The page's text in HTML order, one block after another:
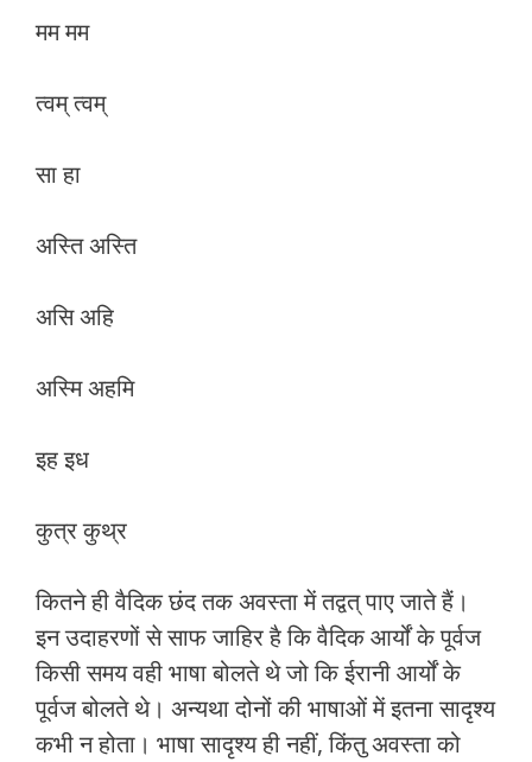
मम मम
त्‍वम् त्‍वम्
सा हा
अस्ति अस्ति
असि अहि
अस्मि अहमि
इह इध
कुत्र कुथ्र
कितने ही वैदिक छंद तक अवस्‍ता में तद्वत् पाए जाते हैं।
इन उदाहरणों से साफ जाहिर है कि वैदिक आर्यों के पूर्वज
किसी समय वही भाषा बोलते थे जो कि ईरानी आर्यों के
पूर्वज बोलते थे। अन्‍यथा दोनों की भाषाओं में इतना सादृश्‍य
कभी न होता। भाषा सादृश्‍य ही नहीं, किंतु अवस्‍ता को